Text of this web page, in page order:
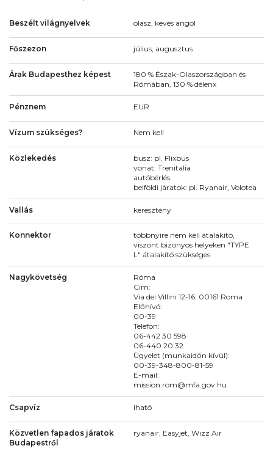
Beszélt világnyelvek olasz, kevés angol
Főszezon július, augusztus
Árak Budapesthez képest
180 % Észak-Olaszországban és
Rómában, 130 % délenx
Pénznem EUR
Vízum szükséges? Nem kell
Közlekedés
busz: pl. Flixbus
vonat: Trenitalia
autóbérlés
belföldi járatok: pl. Ryanair, Volotea
Vallás keresztény
Konnektor
többnyire nem kell átalakító,
viszont bizonyos helyeken "TYPE
L" átalakító szükséges
Nagykövetség
Róma
Cím:
Via dei Villini 12-16. 00161 Roma
Előhívó:
00-39
Telefon:
06-442 30 598
06-440 20 32
Ügyelet (munkaidőn kívül):
00-39-348-800-81-59
E-mail:
mission.rom@mfa.gov.hu
Csapvíz Iható
Közvetlen fapados járatok
Budapestről
ryanair, Easyjet, Wizz Air